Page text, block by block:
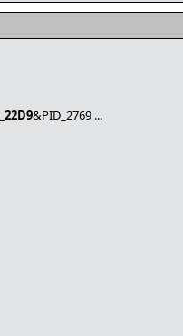
22D9&PID_2769 ...